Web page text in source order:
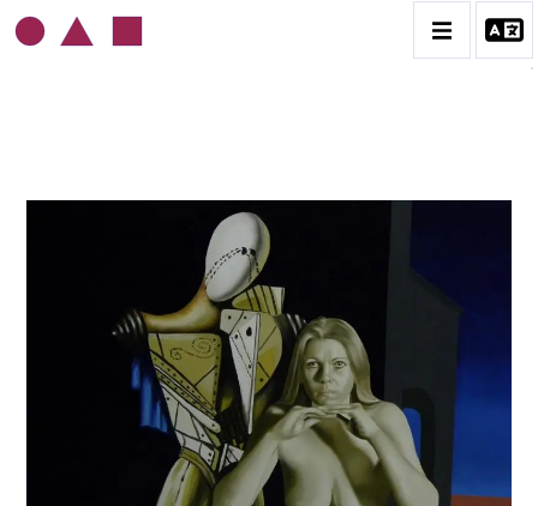
ROLAND DELCOL
BIOGRAPHIE
CATALOGUE DES OEUVRES
CONTACT